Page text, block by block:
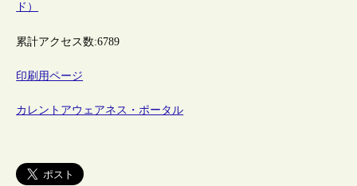
ド）
累計アクセス数:6789
印刷用ページ
カレントアウェアネス・ポータル